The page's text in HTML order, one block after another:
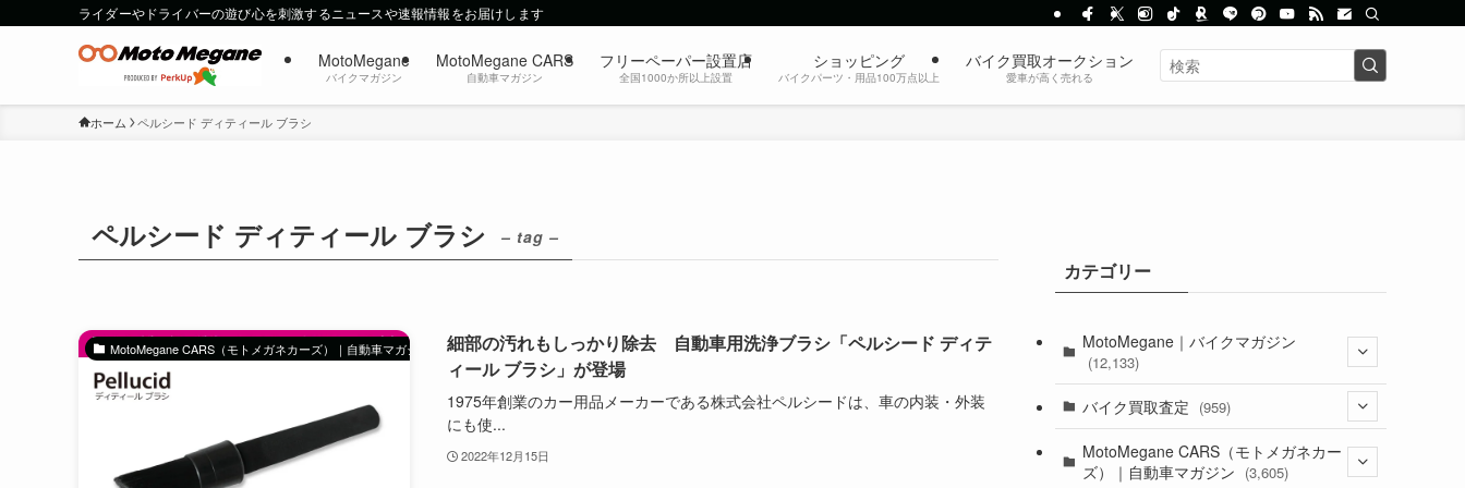
ライダーやドライバーの遊び心を刺激するニュースや速報情報をお届けします
MotoMegane
バイクマガジン
MotoMegane CARS
自動車マガジン
フリーペーパー設置店
全国1000か所以上設置
ショッピング
バイクパーツ・用品100万点以上
バイク買取オークション
愛車が高く売れる
ホーム ペルシード ディティール ブラシ
ペルシード ディティール ブラシ – tag –
MotoMegane CARS（モトメガネカーズ）｜自動車マガジン
細部の汚れもしっかり除去 自動車用洗浄ブラシ「ペルシード ディテ
ィール ブラシ」が登場
1975年創業のカー用品メーカーである株式会社ペルシードは、車の内装・外装
にも使...
2022年12月15日
カテゴリー
MotoMegane｜バイクマガジン
(12,133)
(44)
バイク買取査定 (959)
(352)
MotoMegane CARS（モトメガネカー
ズ）｜自動車マガジン (3,605)